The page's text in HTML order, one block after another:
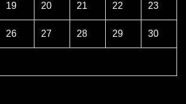
19 20 21 22 23
26 27 28 29 30